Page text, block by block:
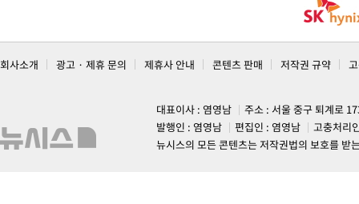
회사소개 광고 · 제휴 문의 제휴사 안내 콘텐츠 판매 저작권 규약
대표이사 : 염영남
주소 : 서울 중구 퇴계로
발행인 : 염영남
편집인 : 염영남
고충처리
뉴시스의 모든 콘텐츠는 저작권법의 보호를